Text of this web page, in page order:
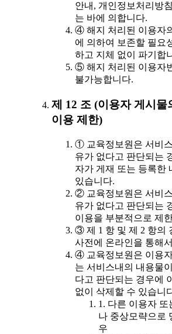
안내, 개인정보처리방
는 바에 의합니다.
④ 해지 처리된 이용자
에 의하여 보존할 필요
하고 지체 없이 파기합
⑤ 해지 처리된 이용자
불가능합니다.
제 12 조 (이용자 게시물
이용 제한)
① 교육정보원은 서비
유가 없다고 판단되는
자가 게재 또는 등록한
있습니다.
② 교육정보원은 서비
유가 없다고 판단되는
이용을 부분적으로 제
③ 제 1 항 및 제 2 항의
사전에 온라인을 통해
④ 교육정보원은 이용
는 서비스내의 내용물
다고 판단되는 경우에
없이 삭제할 수 있습니
1. 다른 이용자 또
나 중상모략으로
우